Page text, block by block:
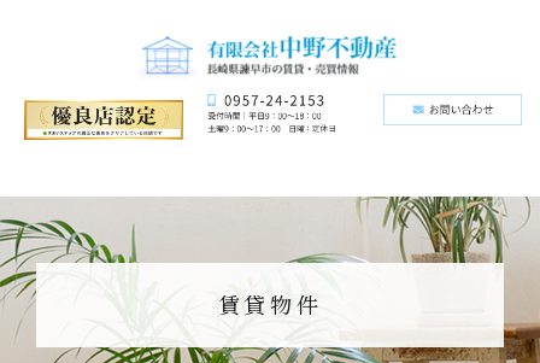
賃貸物件